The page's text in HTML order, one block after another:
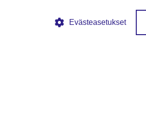
© SFS ry Tietosuojaseloste
Evästeasetukset